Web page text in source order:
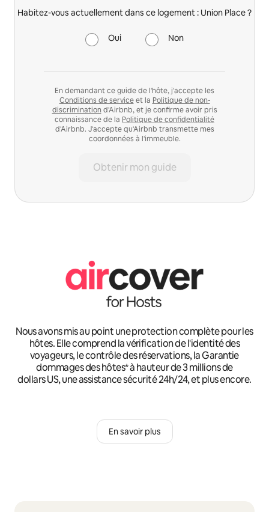
Habitez-vous actuellement dans ce logement : Union Place ?
Oui Non
En demandant ce guide de l'hôte, j'accepte les
Conditions de serviceet la Politique de non-
discrimination d'Airbnb, et je confirme avoir pris
connaissance de la Politique de confidentialité
d'Airbnb. J'accepte qu'Airbnb transmette mes
coordonnées à l'immeuble.
Obtenir mon guide
Nous avons mis au point une protection complète pour les
hôtes. Elle comprend la vérification de l'identité des
voyageurs, le contrôle des réservations, la Garantie
dommages des hôtes* à hauteur de 3 millions de
dollars US, une assistance sécurité 24h/24, et plus encore.
En savoir plus